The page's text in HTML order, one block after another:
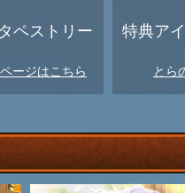
ペストリー
ージはこちら
特典ア
とら